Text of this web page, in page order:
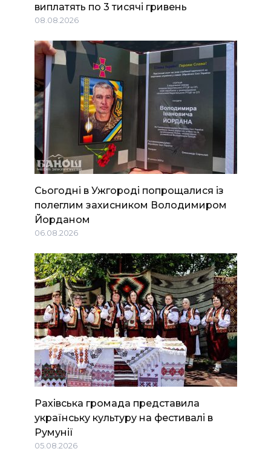
виплатять по 3 тисячі гривень
08.08.2026
Сьогодні в Ужгороді попрощалися із
полеглим захисником Володимиром
Йорданом
06.08.2026
Рахівська громада представила
українську культуру на фестивалі в
Румунії
05.08.2026